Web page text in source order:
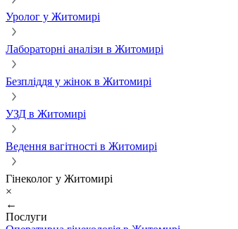
Уролог у Житомирі
Лабораторні аналізи в Житомирі
Безпліддя у жінок в Житомирі
УЗД в Житомирі
Ведення вагітності в Житомирі
Гінеколог у Житомирі
×
←
Послуги